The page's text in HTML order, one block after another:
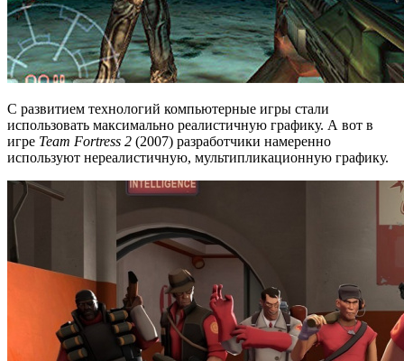
С развитием технологий компьютерные игры стали
использовать максимально реалистичную графику. А вот в
игре Team Fortress 2 (2007) разработчики намеренно
используют нереалистичную, мультипликационную графику.